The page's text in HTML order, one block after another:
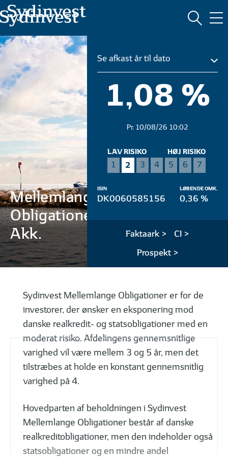
MARKEDSFØRINGSMATERIALE
Mellemlange
Obligationer
Akk.
Se afkast år til dato
1,08 %
Pr. 10/08/26 10:02
LAV RISIKO HØJ RISIKO
1 2 3 4 5 6 7
ISIN
DK0060585156
LØBENDE OMK.
0,36 %
Faktaark >
CI >
Prospekt >
Sydinvest Mellemlange Obligationer er for de
investorer, der ønsker en eksponering mod
danske realkredit- og statsobligationer med en
moderat risiko. Afdelingens gennemsnitlige
varighed vil være mellem 3 og 5 år, men det
tilstræbes at holde en konstant gennemsnitlig
varighed på 4.
Hovedparten af beholdningen i Sydinvest
Mellemlange Obligationer består af danske
realkreditobligationer, men den indeholder også
statsobligationer og en mindre andel